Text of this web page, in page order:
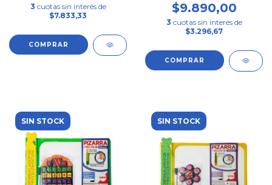
3 cuotas sin interés de
$7.833,33
$9.890,00
3 cuotas sin interés de
$3.296,67
COMPRAR
SIN STOCK SIN STOCK